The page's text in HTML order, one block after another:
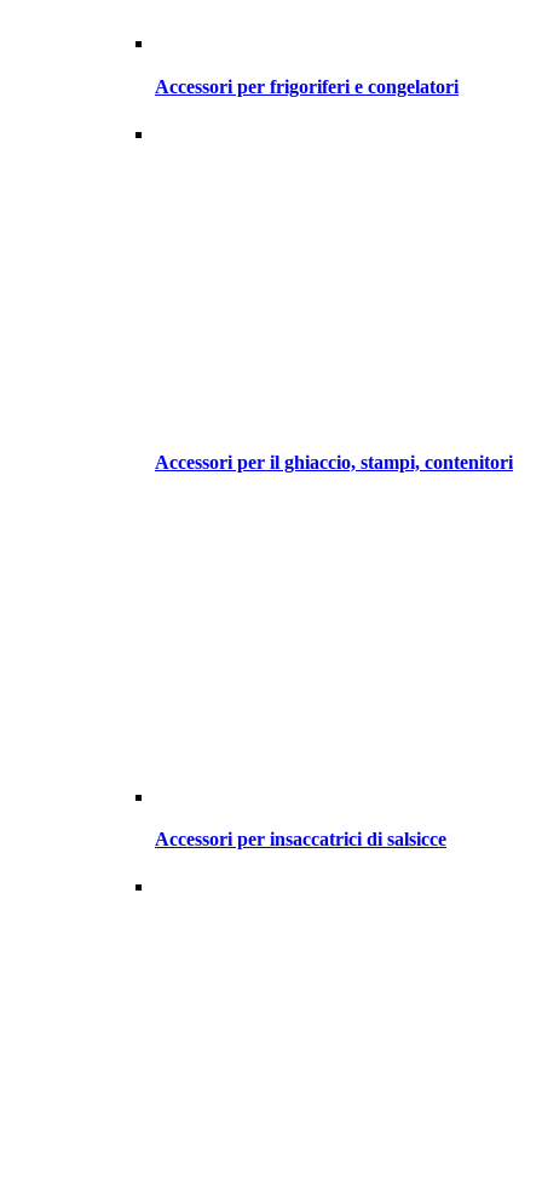
Accessori per frigoriferi e congelatori
Accessori per il ghiaccio, stampi, contenitori
Accessori per insaccatrici di salsicce